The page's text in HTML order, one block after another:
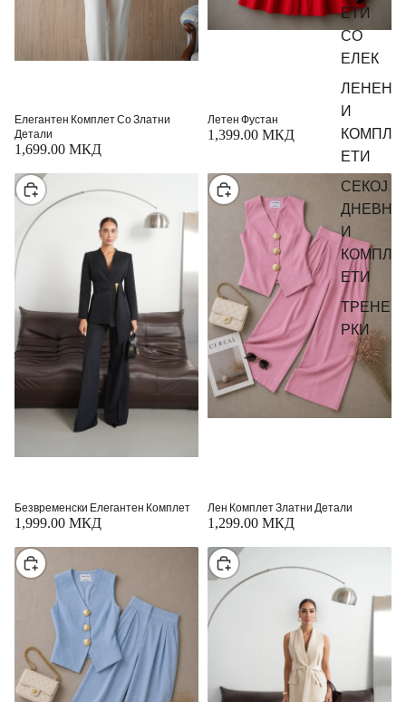
ЕТИ
СО
ЕЛЕК
ЛЕНЕН
И
КОМПЛ
ЕТИ
СЕКОЈ
ДНЕВН
И
КОМПЛ
ЕТИ
ТРЕНЕ
РКИ
Елегантен Комплет Со Златни
Детали
1,699.00 МКД
Летен Фустан
1,399.00 МКД
Изберете
Безвременски Елегантен Комплет
1,999.00 МКД
Лен Комплет Златни Детали
1,299.00 МКД
Изберете